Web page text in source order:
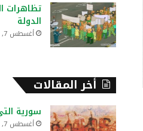
تظاهرات
الدولة
أغسطس 7, 2026
أخر المقالات
سورية
أغسطس 7, 2026